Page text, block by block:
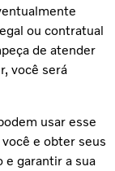
ou contratual
de atender
você será
usar esse
e obter seus
e garantir a sua